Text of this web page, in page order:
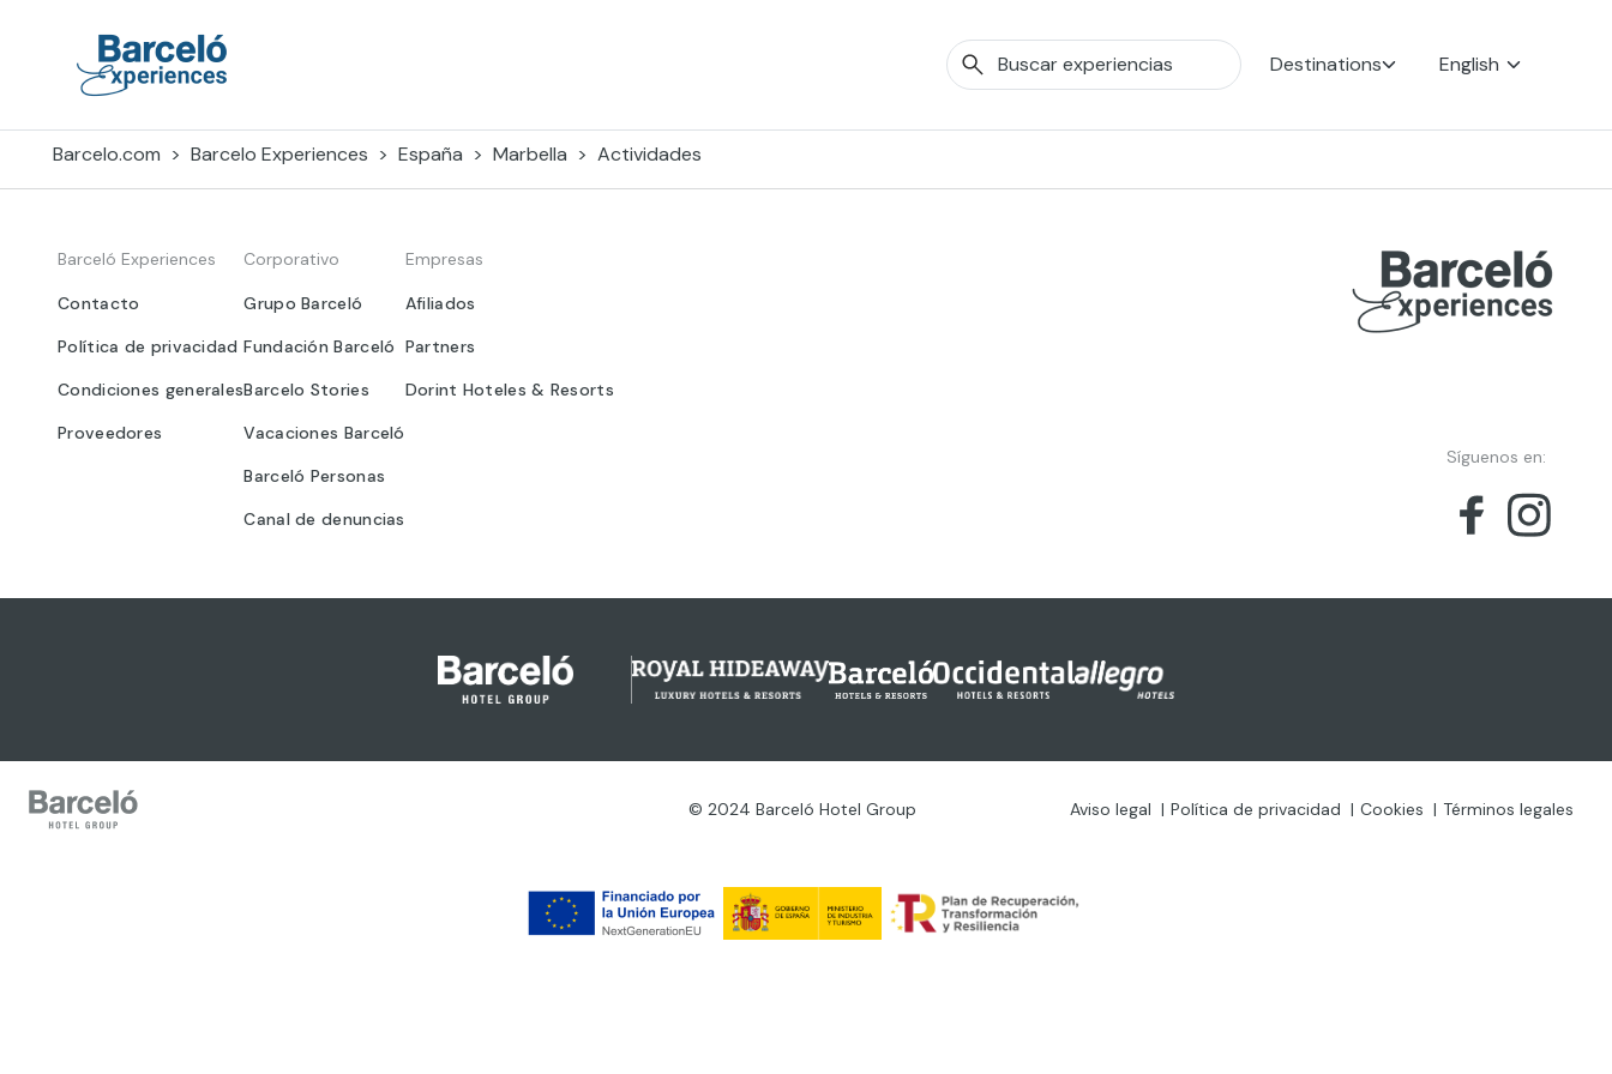
Destinations English
Barcelo.com Barcelo Experiences España Marbella Actividades
Barceló Experiences
Contacto
Política de privacidad
Condiciones generales
Proveedores
Corporativo
Grupo Barceló
Fundación Barceló
Barcelo Stories
Vacaciones Barceló
Barceló Personas
Canal de denuncias
Empresas
Afiliados
Partners
Dorint Hoteles & Resorts
Síguenos en:
© 2024 Barceló Hotel Group Aviso legal Política de privacidad Cookies Términos legales